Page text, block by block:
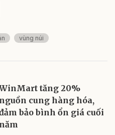
vùng núi
tăng 20%
nguồn cung hàng hóa,
bảo bình ổn giá cuối
năm